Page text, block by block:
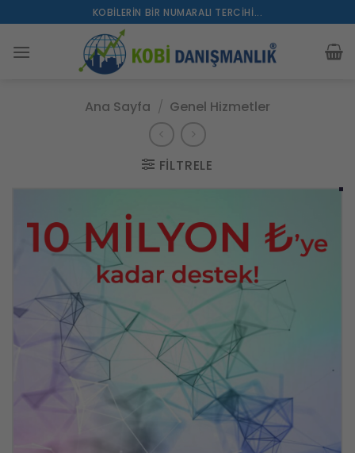
atla
KOBILERIN BIR NUMARALI TERCIHI...
Ana Sayfa / Genel Hizmetler
FILTRELE